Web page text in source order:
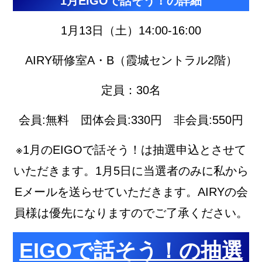
1月13日（土）14:00-16:00
AIRY研修室A・B（霞城セントラル2階）
定員：30名
会員:無料 団体会員:330円 非会員:550円
※1月のEIGOで話そう！は抽選申込とさせて
いただきます。1月5日に当選者のみに私から
Eメールを送らせていただきます。AIRYの会
員様は優先になりますのでご了承ください。
EIGOで話そう！の抽選